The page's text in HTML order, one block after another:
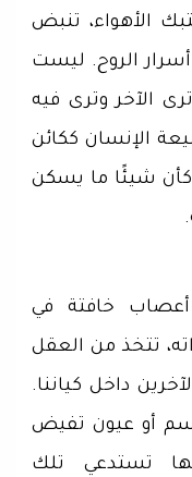
الأهواء، تنبض
أسرار الروح. ليست
الآخر وترى فيه
الإنسان ككائن
وكأن شيئًا ما يسكن
أعصاب خافتة في
تتخذ من العقل
داخل كياننا.
أو عيون تفيض
تستدعي تلك